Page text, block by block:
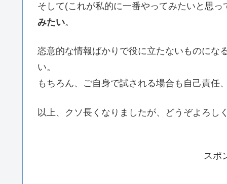
そして(これが私的に一番やってみたいと思
みたい。
恣意的な情報ばかりで役に立たないものにな
い。
もちろん、ご自身で試される場合も自己責任
以上、クソ長くなりましたが、どうぞよろし
スポ